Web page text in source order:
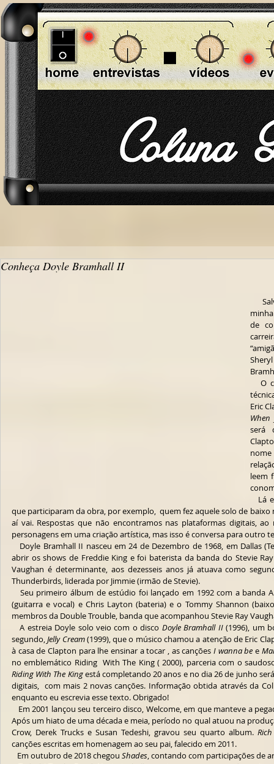
Conheça Doyle Bramhall II
de
   O conheci há três anos, através da ficha
será
leem
que participaram da obra, por exemplo,  quem fez aquele solo de baixo
aí vai. Respostas que não encontramos nas plataformas digitais,
personagens em uma criação artística, mas isso é conversa para outro
abrir os shows de Freddie King e foi baterista da banda do Stevie
Vaughan é determinante, aos dezesseis anos já atuava como
Thunderbirds, liderada por Jimmie (irmão de Stevie).
(guitarra e vocal) e Chris Layton (bateria) e o Tommy Shannon
membros da Double Trouble, banda que acompanhou Stevie Ray
   A estreia Doyle solo veio com o disco
Doyle Bramhall II (1996), um
segundo, Jelly Cream (1999), que o músico chamou a atenção de Eric
à casa de Clapton para lhe ensinar a tocar , as canções I wanna be e
Riding With The King está completando 20 anos e no dia 26 de junho
digitais,  com mais 2 novas canções. Informação obtida através da
enquanto eu escrevia esse texto. Obrigado!
Em 2001 lançou seu terceiro disco, Welcome, em que manteve a
Após um hiato de uma década e meia, período no qual atuou na
Crow, Derek Trucks e Susan Tedeshi, gravou seu quarto album.
canções escritas em homenagem ao seu pai, falecido em 2011.
   Em outubro de 2018 chegou
Shades, contando com participações de